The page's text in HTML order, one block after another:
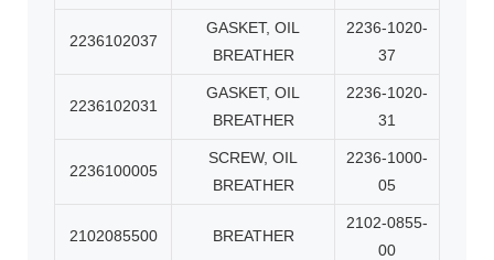
2236102037
GASKET, OIL
BREATHER
2236-1020-
37
2236102031
GASKET, OIL
BREATHER
2236-1020-
31
2236100005
SCREW, OIL
BREATHER
2236-1000-
05
2102085500 BREATHER
2102-0855-
00